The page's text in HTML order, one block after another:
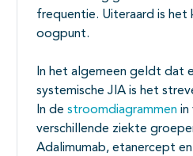
frequentie. Uiteraard is het
oogpunt.
In het algemeen geldt dat
systemische JIA is het
In de stroomdiagrammen in
verschillende ziekte
Adalimumab, etanercept